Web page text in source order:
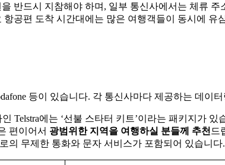
반드시 지참해야 하며, 일부 통신사에서는 체류
항공편 도착 시간대에는 많은 여행객들이 동시에
등이 있습니다. 각 통신사마다 제공하는 데
Telstra에는 ‘선불 스타터 키트’이라는 패키지가
편이어서 광범위한 지역을 여행하실 분들께 추천 드
의 무제한 통화와 문자 서비스가 포함되어 있습니다.